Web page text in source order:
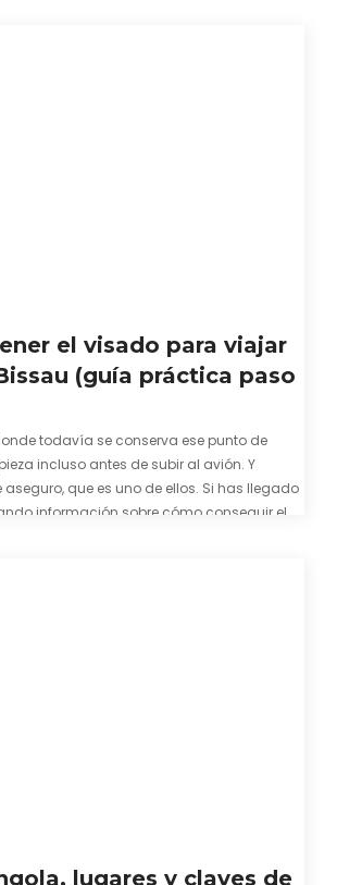
el visado para viajar
(guía práctica paso
todavía se conserva ese punto de
incluso antes de subir al avión. Y
aseguro, que es uno de ellos. Si has llegado
información sobre cómo conseguir el
lugares y claves de